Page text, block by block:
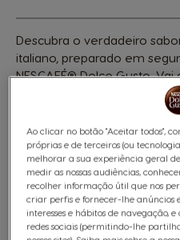
Descubra o verdadeiro
italiano, preparado em
NESCAFÉ® Dolce Gusto.
envolvente camada de
perfeitamente combinada
feito a partir de grãos de
América do Sul e
Com NESCAFÉ® Dolce
cappuccino é uma
Ver ingredientes
Ao clicar no botão "Aceitar todos",
próprias e de terceiros (ou
melhorar a sua experiência geral
medir as nossas audiências,
recolher informação útil que nos
criar perfis e fornecer-lhe anúncios
interesses e hábitos de navegação,
redes sociais (permitindo-lhe